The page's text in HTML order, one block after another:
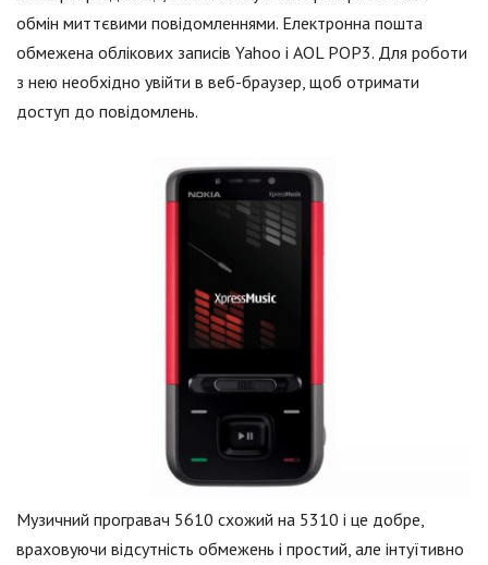
обмін миттєвими повідомленнями. Електронна пошта
обмежена облікових записів Yahoo і AOL POP3. Для роботи
з нею необхідно увійти в веб-браузер, щоб отримати
доступ до повідомлень.
Музичний програвач 5610 схожий на 5310 і це добре,
враховуючи відсутність обмежень і простий, але інтуїтивно